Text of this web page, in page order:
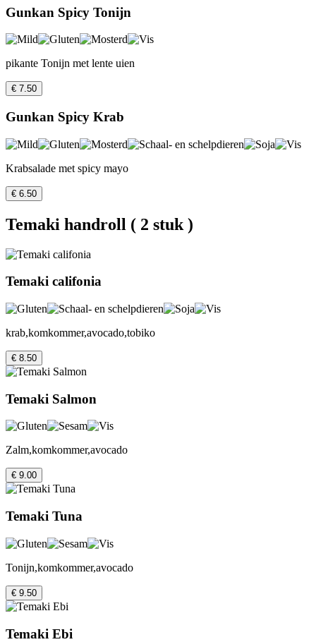
Gunkan Spicy Tonijn
pikante Tonijn met lente uien
€ 7.50
Gunkan Spicy Krab
Krabsalade met spicy mayo
€ 6.50
Temaki handroll ( 2 stuk )
Temaki califonia
krab,komkommer,avocado,tobiko
€ 8.50
Temaki Salmon
Zalm,komkommer,avocado
€ 9.00
Temaki Tuna
Tonijn,komkommer,avocado
€ 9.50
Temaki Ebi